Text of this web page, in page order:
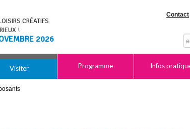
CRÉATIFS
!
2026
Contact
Visiter Programme Infos